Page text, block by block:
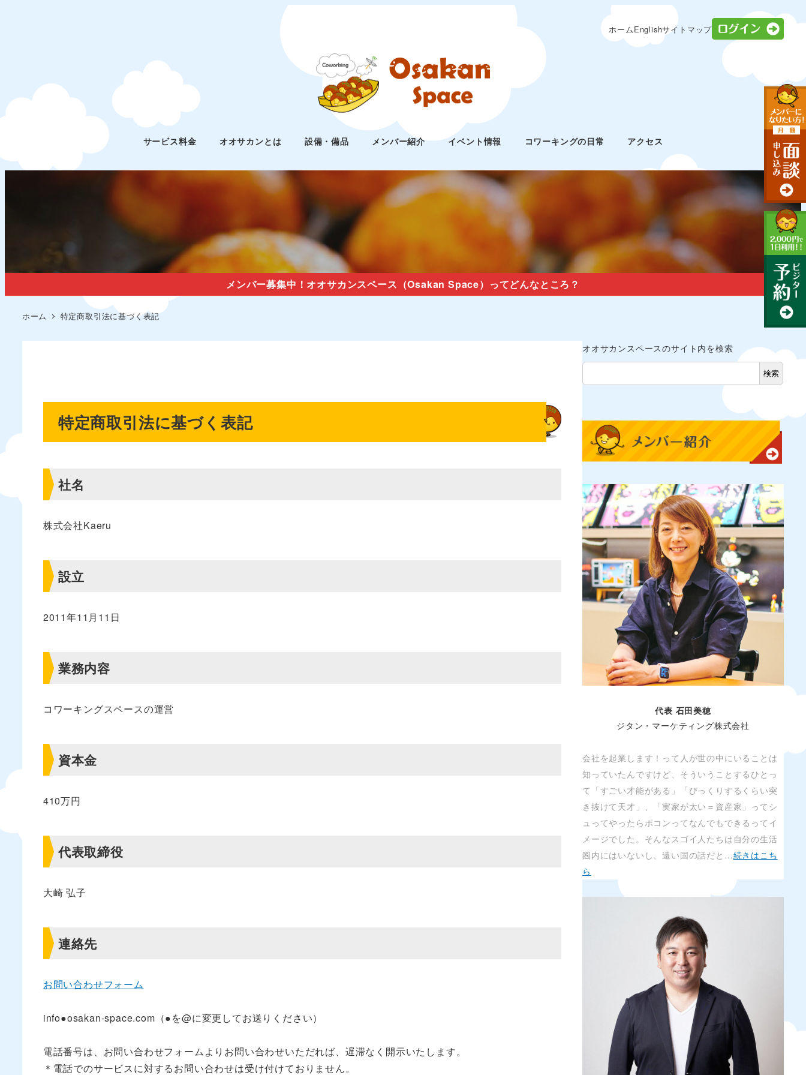
ホームEnglishサイトマップ ログ
サービス料金 オオサカンとは 設備・備品 メンバー紹介 イベント情報 コワーキングの日常 アクセス
特定商取引法に基づく表記
メンバー募集中！オオサカンスペース（Osakan Space）ってどんなところ？
ホーム 特定商取引法に基づく表記
特定商取引法に基づく表記
社名
株式会社Kaeru
設立
2011年11月11日
業務内容
コワーキングスペースの運営
資本金
410万円
代表取締役
大崎 弘子
連絡先
お問い合わせフォーム
info●osakan-space.com（●を@に変更してお送りください）
電話番号は、お問い合わせフォームよりお問い合わせいただれば、遅滞なく開示いたします。
＊電話でのサービスに対するお問い合わせは受け付けておりません。
オオサカンスペースのサイト内を検索
検索
代表 石田美穂
ジタン・マーケティング株式会社
会社を起業します！って人が世の中にいることは
知っていたんですけど、そういうことするひとっ
て「すごい才能がある」「びっくりするくらい突
き抜けて天才」、「実家が太い＝資産家」ってシ
ュってやったらポコンってなんでもできるってイ
メージでした。そんなスゴイ人たちは自分の生活
圏内にはいないし、遠い国の話だと…続きはこち
ら